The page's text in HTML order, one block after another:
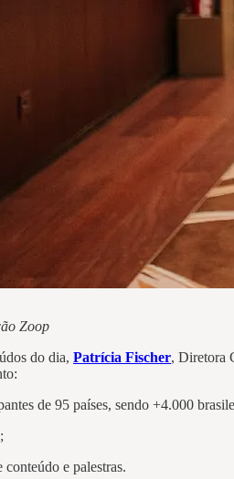
Zoop
do dia, Patrícia Fischer, Diretora
de 95 países, sendo +4.000
conteúdo e palestras.